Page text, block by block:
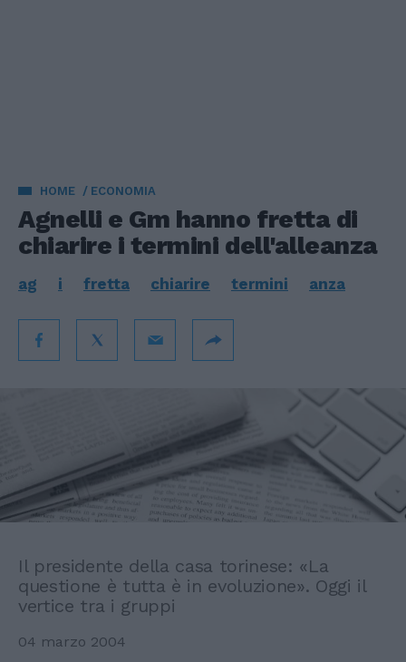
HOME ECONOMIA
Agnelli e Gm hanno fretta di
chiarire i termini dell'alleanza
ag i fretta chiarire termini anza
Il presidente della casa torinese: «La
questione è tutta è in evoluzione». Oggi il
vertice tra i gruppi
04 marzo 2004